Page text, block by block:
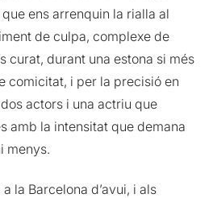
ens arrenquin la rialla al
de culpa, complexe de
curat, durant una estona si més
comicitat, i per la precisió en
actors i una actriu que
amb la intensitat que demana
menys.
la Barcelona d’avui, i als